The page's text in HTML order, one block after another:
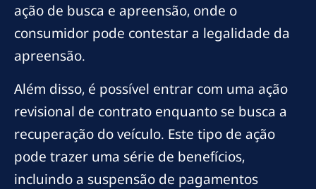
ação de busca e apreensão, onde o
consumidor pode contestar a legalidade da
apreensão.
Além disso, é possível entrar com uma ação
revisional de contrato enquanto se busca a
recuperação do veículo. Este tipo de ação
pode trazer uma série de benefícios,
incluindo a suspensão de pagamentos